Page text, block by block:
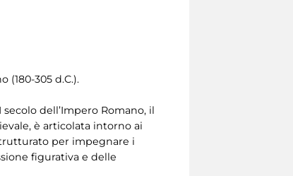
(180-305 d.C.).
dell’Impero Romano, il
è articolata intorno ai
per impegnare i
figurativa e delle